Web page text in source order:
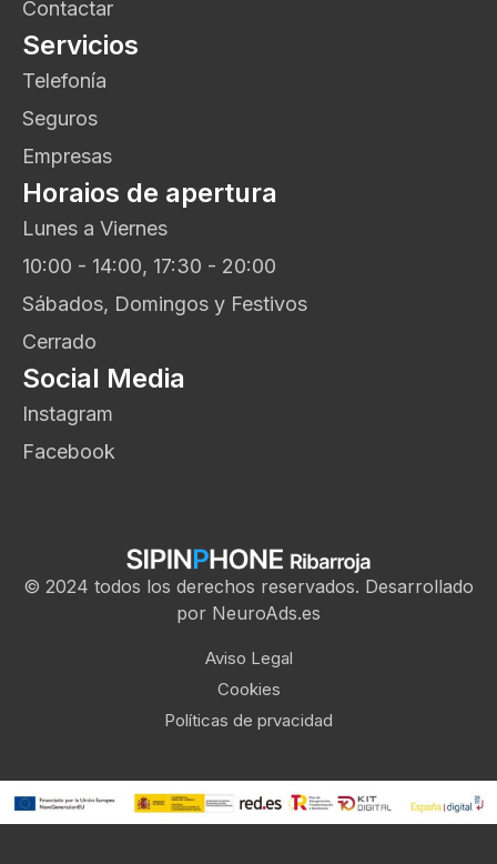
Contactar
Servicios
Telefonía
Seguros
Empresas
Horaios de apertura
Lunes a Viernes
10:00 - 14:00, 17:30 - 20:00
Sábados, Domingos y Festivos
Cerrado
Social Media
Instagram
Facebook
© 2024 todos los derechos reservados. Desarrollado
por NeuroAds.es
Aviso Legal
Cookies
Políticas de prvacidad